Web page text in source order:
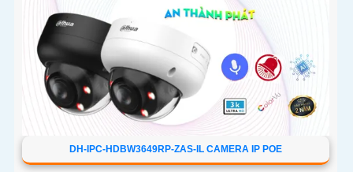
DH-IPC-HDBW3649RP-ZAS-IL CAMERA IP POE